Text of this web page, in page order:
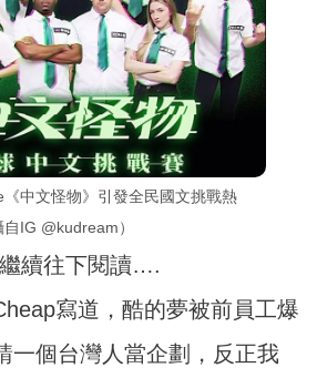
中文怪物》引發全民國文挑戰熱
IG @kudream）
續往下閱讀….
寫道，酷的夢被前員工爆
一個台灣人當企劃，反正我